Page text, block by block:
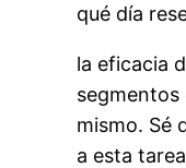
qué día
la eficacia
mismo. Sé
a esta